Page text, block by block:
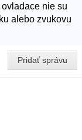
nie su
alebo zvukovu
Pridať správu